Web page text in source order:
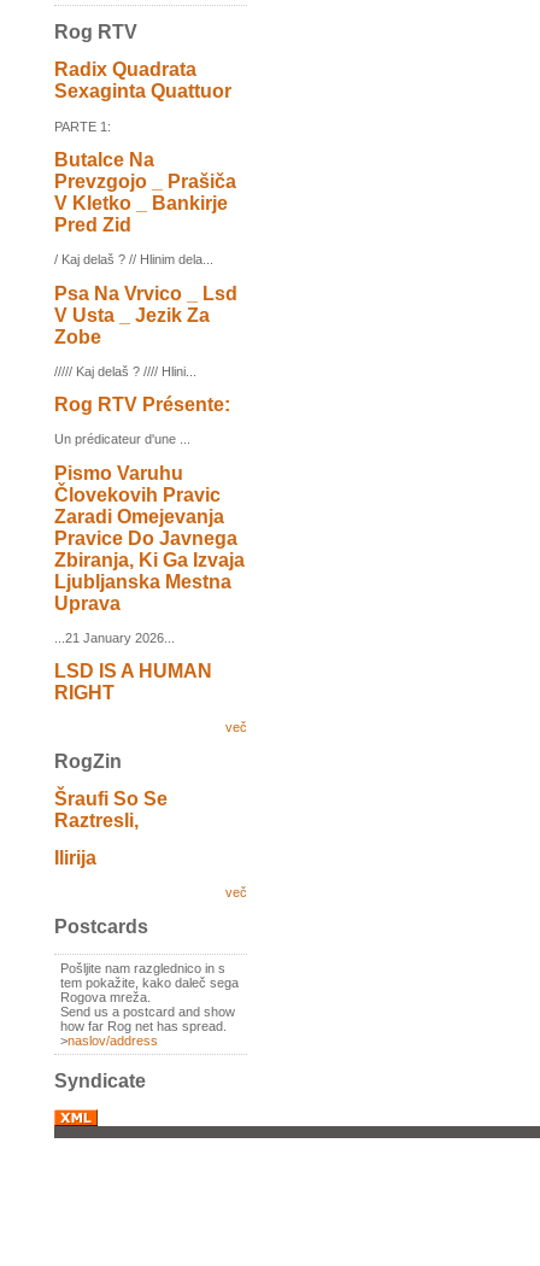
Rog RTV
Radix Quadrata
Sexaginta Quattuor
PARTE 1:
Butalce Na
Prevzgojo _ Prašiča
V Kletko _ Bankirje
Pred Zid
/ Kaj delaš ? // Hlinim dela...
Psa Na Vrvico _ Lsd
V Usta _ Jezik Za
Zobe
///// Kaj delaš ? //// Hlini...
Rog RTV Présente:
Un prédicateur d'une ...
Pismo Varuhu
Človekovih Pravic
Zaradi Omejevanja
Pravice Do Javnega
Zbiranja, Ki Ga Izvaja
Ljubljanska Mestna
Uprava
...21 January 2026...
LSD IS A HUMAN
RIGHT
več
RogZin
Šraufi So Se
Raztresli,
Ilirija
več
Postcards
Pošljite nam razglednico in s
tem pokažite, kako daleč sega
Rogova mreža.
Send us a postcard and show
how far Rog net has spread.
>naslov/address
Syndicate